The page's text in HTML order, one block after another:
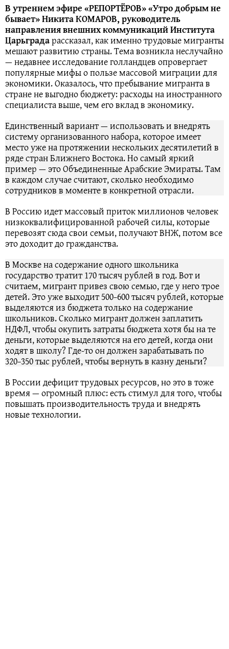
В утреннем эфире «РЕПОРТЁРОВ» «Утро добрым не
бывает» Никита КОМАРОВ, руководитель
направления внешних коммуникаций Института
Царьградарассказал, как именно трудовые мигранты
мешают развитию страны. Тема возникла неслучайно
— недавнее исследование голландцев опровергает
популярные мифы о пользе массовой миграции для
экономики. Оказалось, что пребывание мигранта в
стране не выгодно бюджету: расходы на иностранного
специалиста выше, чем его вклад в экономику.
Единственный вариант — использовать и внедрять
систему организованного набора, которое имеет
место уже на протяжении нескольких десятилетий в
ряде стран Ближнего Востока. Но самый яркий
пример — это Объединенные Арабские Эмираты. Там
в каждом случае считают, сколько необходимо
сотрудников в моменте в конкретной отрасли.
В Россию идет массовый приток миллионов человек
низкоквалифицированной рабочей силы, которые
перевозят сюда свои семьи, получают ВНЖ, потом все
это доходит до гражданства.
В Москве на содержание одного школьника
государство тратит 170 тысяч рублей в год. Вот и
считаем, мигрант привез свою семью, где у него трое
детей. Это уже выходит 500−600 тысяч рублей, которые
выделяются из бюджета только на содержание
школьников. Сколько мигрант должен заплатить
НДФЛ, чтобы окупить затраты бюджета хотя бы на те
деньги, которые выделяются на его детей, когда они
ходят в школу? Где-то он должен зарабатывать по
320−350 тыс рублей, чтобы вернуть в казну деньги?
В России дефицит трудовых ресурсов, но это в тоже
время — огромный плюс: есть стимул для того, чтобы
повышать производительность труда и внедрять
новые технологии.